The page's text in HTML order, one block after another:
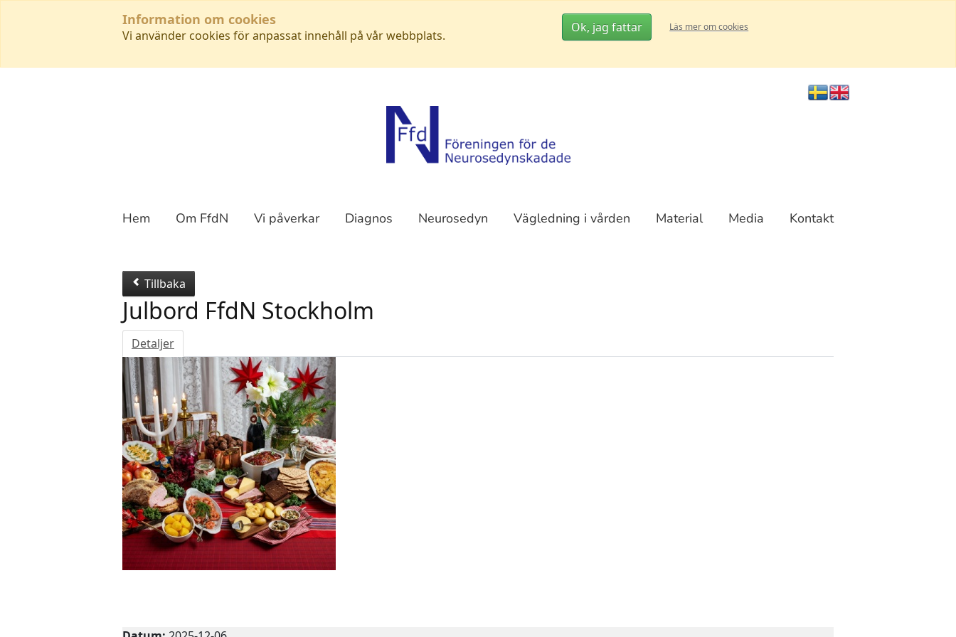
Information om cookies
Vi använder cookies för anpassat innehåll på vår webbplats.
Ok, jag fattar Läs mer om cookies
Hem Om FfdN Vi påverkar Diagnos Neurosedyn Vägledning i vården Material Media Kontakt
Tillbaka
Julbord FfdN Stockholm
Detaljer